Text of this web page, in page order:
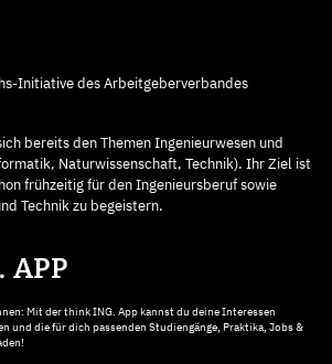
Initiative des Arbeitgeberverbandes
bereits den Themen Ingenieurwesen und
Naturwissenschaft, Technik). Ihr Ziel ist
frühzeitig für den Ingenieursberuf sowie
Technik zu begeistern.
Mit der think ING. App kannst du deine Interessen
und die für dich passenden Studiengänge, Praktika, Jobs &